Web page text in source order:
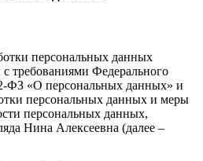
персональных данных
с требованиями Федерального
ФЗ «О персональных данных» и
персональных данных и меры
персональных данных,
Нина Алексеевна (далее –